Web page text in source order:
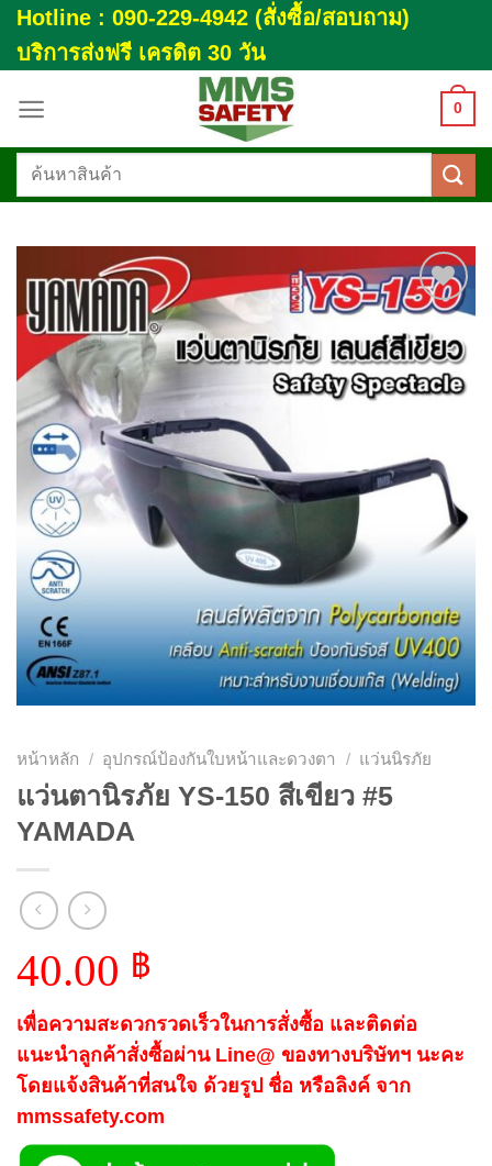
Skip
to
content
Hotline : 090-229-4942 (สั่งซื้อ/สอบถาม)
บริการส่งฟรี เครดิต 30 วัน
0
ค้นหา:
wishlist
หน้าหลัก / อุปกรณ์ป้องกันใบหน้าและดวงตา / แว่นนิรภัย
แว่นตานิรภัย YS-150 สีเขียว #5
YAMADA
40.00 ฿
เพื่อความสะดวกรวดเร็วในการสั่งซื้อ และติดต่อ
แนะนำลูกค้าสั่งซื้อผ่าน Line@ ของทางบริษัทฯ นะคะ
โดยแจ้งสินค้าที่สนใจ ด้วยรูป ชื่อ หรือลิงค์ จาก
mmssafety.com